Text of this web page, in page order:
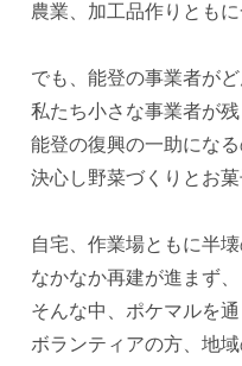
農業、加工品作りとも
でも、能登の事業者が
私たち小さな事業者が
能登の復興の一助になる
決心し野菜づくりとお
自宅、作業場ともに半壊
なかなか再建が進まず
そんな中、ポケマルを
ボランティアの方、地